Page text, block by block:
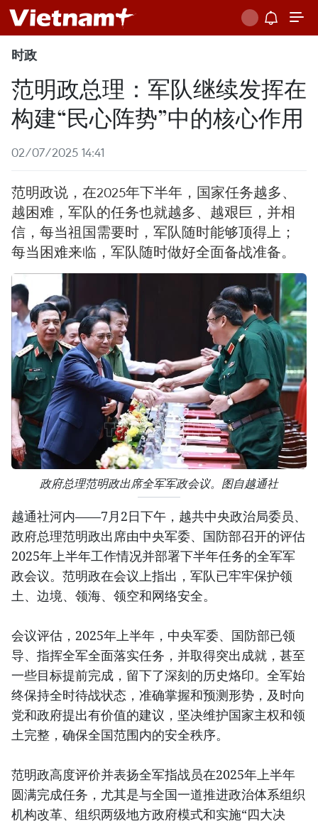
时政
范明政总理：军队继续发挥在
构建“民心阵势”中的核心作用
02/07/2025 14:41
范明政说，在2025年下半年，国家任务越多、
越困难，军队的任务也就越多、越艰巨，并相
信，每当祖国需要时，军队随时能够顶得上；
每当困难来临，军队随时做好全面备战准备。
政府总理范明政出席全军军政会议。图自越通社
越通社河内——7月2日下午，越共中央政治局委员、
政府总理范明政出席由中央军委、国防部召开的评估
2025年上半年工作情况并部署下半年任务的全军军
政会议。范明政在会议上指出，军队已牢牢保护领
土、边境、领海、领空和网络安全。
会议评估，2025年上半年，中央军委、国防部已领
导、指挥全军全面落实任务，并取得突出成就，甚至
一些目标提前完成，留下了深刻的历史烙印。全军始
终保持全时待战状态，准确掌握和预测形势，及时向
党和政府提出有价值的建议，坚决维护国家主权和领
土完整，确保全国范围内的安全秩序。
范明政高度评价并表扬全军指战员在2025年上半年
圆满完成任务，尤其是与全国一道推进政治体系组织
机构改革、组织两级地方政府模式和实施“四大决